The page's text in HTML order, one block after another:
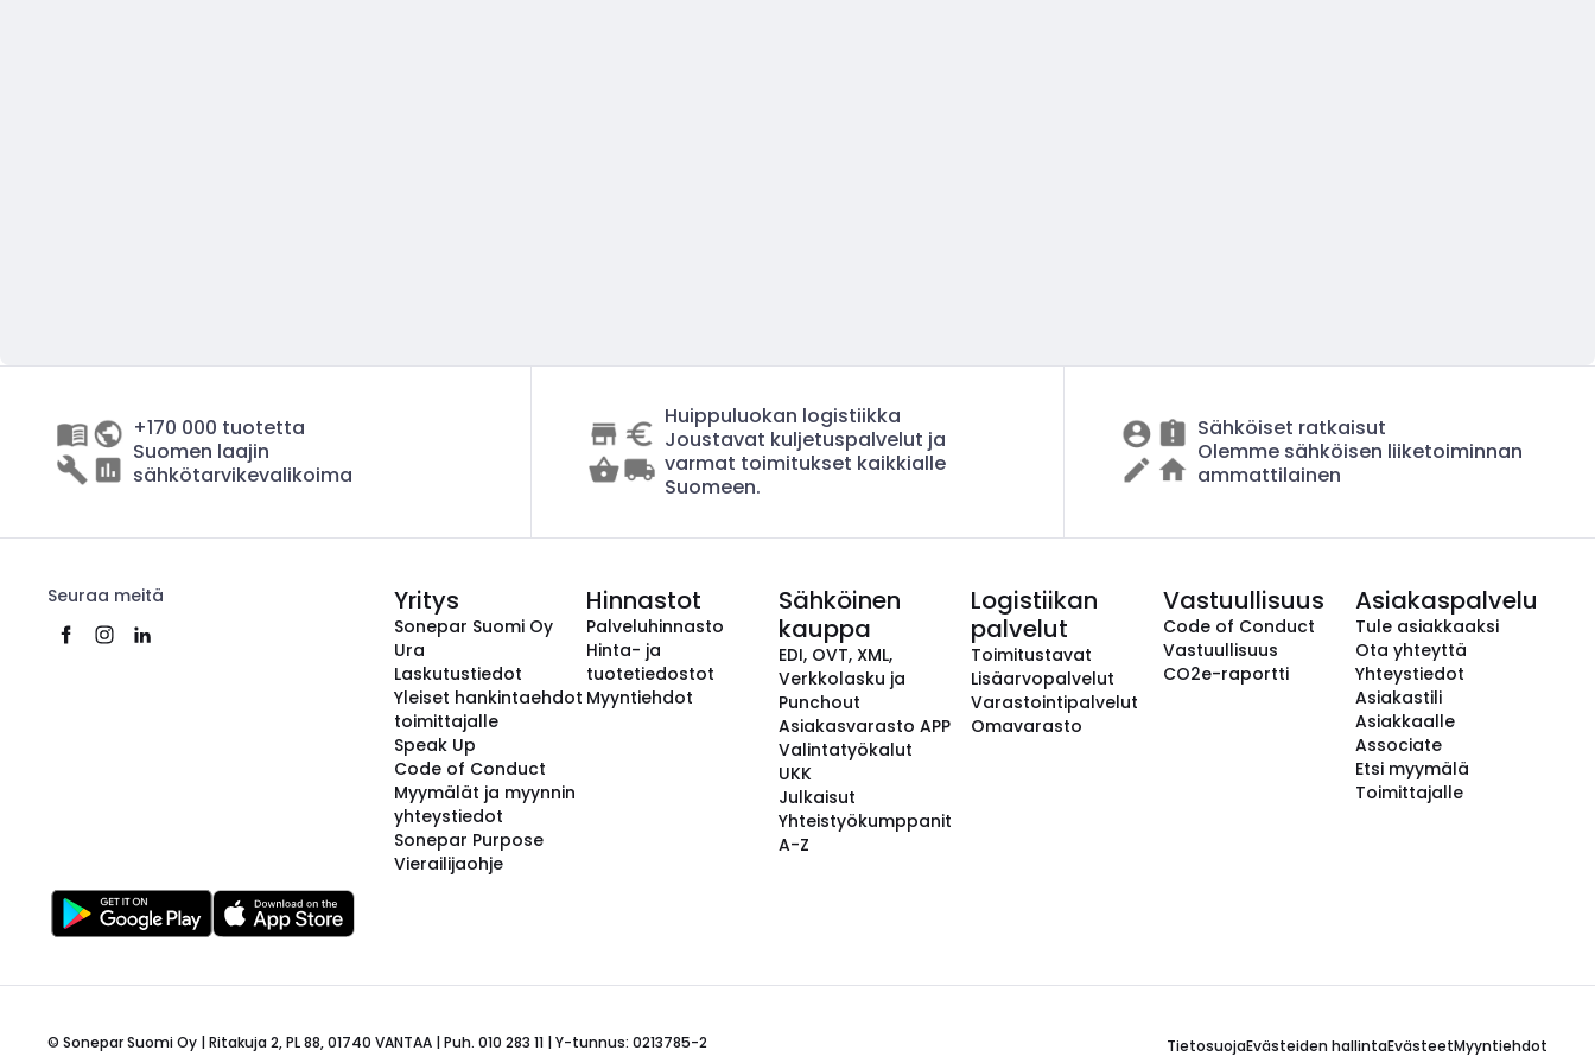
+170 000 tuotetta
Suomen laajin
sähkötarvikevalikoima
Huippuluokan logistiikka
Joustavat kuljetuspalvelut ja
varmat toimitukset kaikkialle
Suomeen.
Sähköiset ratkaisut
Olemme sähköisen liiketoiminnan
ammattilainen
Seuraa meitä Yritys
Sonepar Suomi Oy
Ura
Laskutustiedot
Yleiset hankintaehdot
toimittajalle
Speak Up
Code of Conduct
Myymälät ja myynnin
yhteystiedot
Sonepar Purpose
Vierailijaohje
Hinnastot
Palveluhinnasto
Hinta- ja
tuotetiedostot
Myyntiehdot
Sähköinen
kauppa
EDI, OVT, XML,
Verkkolasku ja
Punchout
Asiakasvarasto APP
Valintatyökalut
UKK
Julkaisut
Yhteistyökumppanit
A-Z
Logistiikan
palvelut
Toimitustavat
Lisäarvopalvelut
Varastointipalvelut
Omavarasto
Vastuullisuus
Code of Conduct
Vastuullisuus
CO2e-raportti
Asiakaspalvelu
Tule asiakkaaksi
Ota yhteyttä
Yhteystiedot
Asiakastili
Asiakkaalle
Associate
Etsi myymälä
Toimittajalle
© Sonepar Suomi Oy | Ritakuja 2, PL 88, 01740 VANTAA | Puh. 010 283 11 | Y-tunnus: 0213785-2 TietosuojaEvästeiden hallintaEvästeetMyyntiehdot